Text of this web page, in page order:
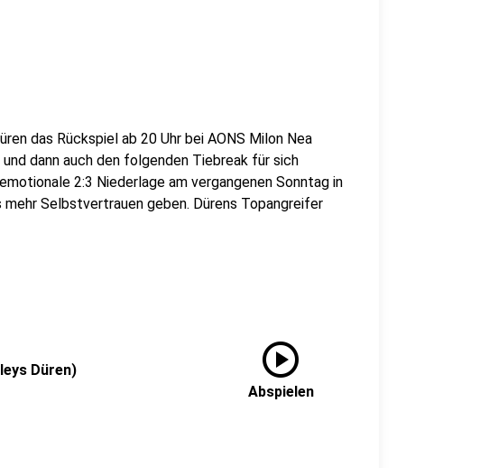
das Rückspiel ab 20 Uhr bei AONS Milon Nea
dann auch den folgenden Tiebreak für sich
2:3 Niederlage am vergangenen Sonntag in
Selbstvertrauen geben. Dürens Topangreifer
Düren) play_circle
Abspielen